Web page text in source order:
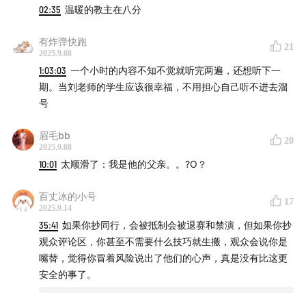
02:35 温暖的教主在八分
有炸弹快跑
2025.9.08
21
1:03:03 一个小时的内容不知不觉就听完两遍，还想听下一
期。当刘老师的学生应该很幸福，不用担心自己听不进去溜
号
眉毛bb
2025.9.08
20
10:01 太顺滑了：我是他的父亲。。?O？
百丈冰的小号
2025.9.14
17
35:41 如果你抄同行，会被抵制会被退赛和禁演，但如果你抄
观众评论区，你甚至不需要什么技巧就生搬，观众会说你是
嘴替，觉得你冒着风险说出了他们的心声，真是没有比这更
安全的事了。